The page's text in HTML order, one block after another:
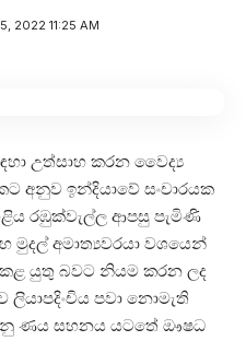
2022 11:25 AM
උත්සාහ කරන වෛද්‍ය
අනුව ඉන්දියාවේ සංචාරයක
රඹුක්වැල්ල ආපසු පැමිණි
මුදල් අමාත්‍යවරයා වශයෙන්
යුතු බවට නියම කරන ලද
පවා නොමැති
ණය සහනය යටතේ ඖෂධ